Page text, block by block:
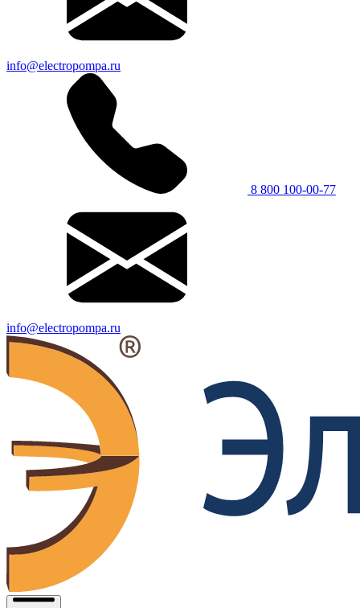
info@electropompa.ru
8 800 100-00-77
info@electropompa.ru